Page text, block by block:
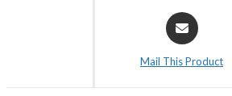
Mail This Product